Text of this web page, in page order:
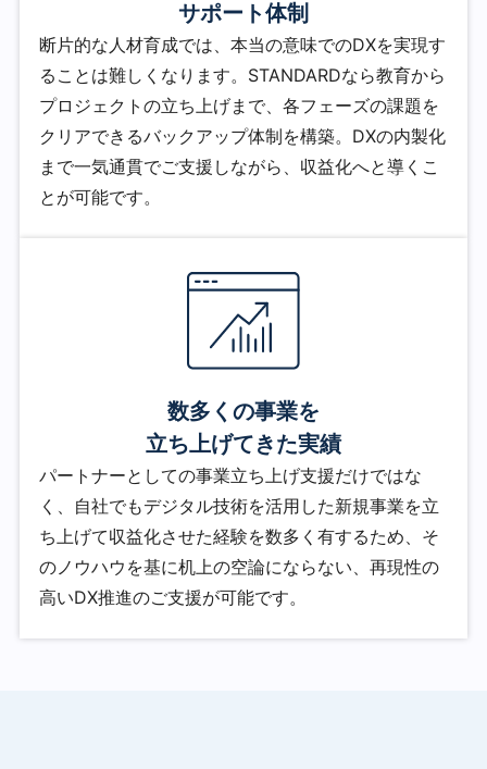
サポート体制
断片的な人材育成では、本当の意味でのDXを実現す
ることは難しくなります。STANDARDなら教育から
プロジェクトの立ち上げまで、各フェーズの課題を
クリアできるバックアップ体制を構築。DXの内製化
まで一気通貫でご支援しながら、収益化へと導くこ
とが可能です。
数多くの事業を
立ち上げてきた実績
パートナーとしての事業立ち上げ支援だけではな
く、自社でもデジタル技術を活用した新規事業を立
ち上げて収益化させた経験を数多く有するため、そ
のノウハウを基に机上の空論にならない、再現性の
高いDX推進のご支援が可能です。